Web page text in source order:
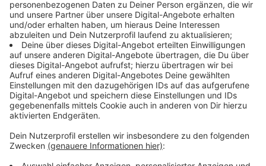
die Nacht in einer Polizei-Zelle verbringen – zum
Ausnüchtern. Jetzt kommt eine Strafanzeige auf
ihn zu.
Veröffentlicht:Donnerstag, 29.08.2019 13:00
Anzeige